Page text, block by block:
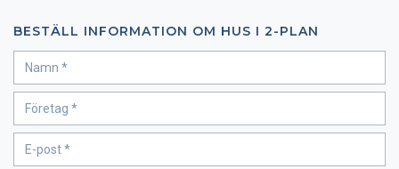
BESTÄLL INFORMATION OM HUS I 2-PLAN